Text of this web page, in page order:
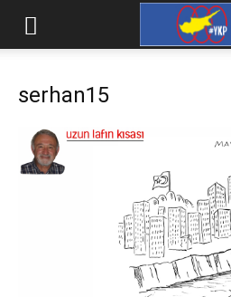
serhan15